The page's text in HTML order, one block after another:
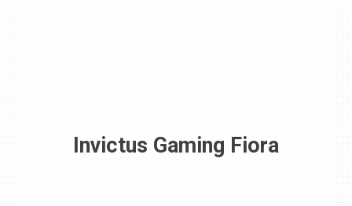
Invictus Gaming Fiora